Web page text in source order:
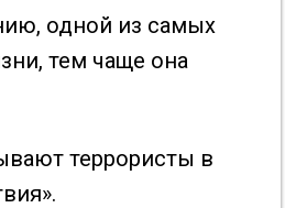
одной из самых
тем чаще она
террористы в